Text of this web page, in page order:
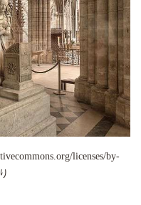
licenses/by-